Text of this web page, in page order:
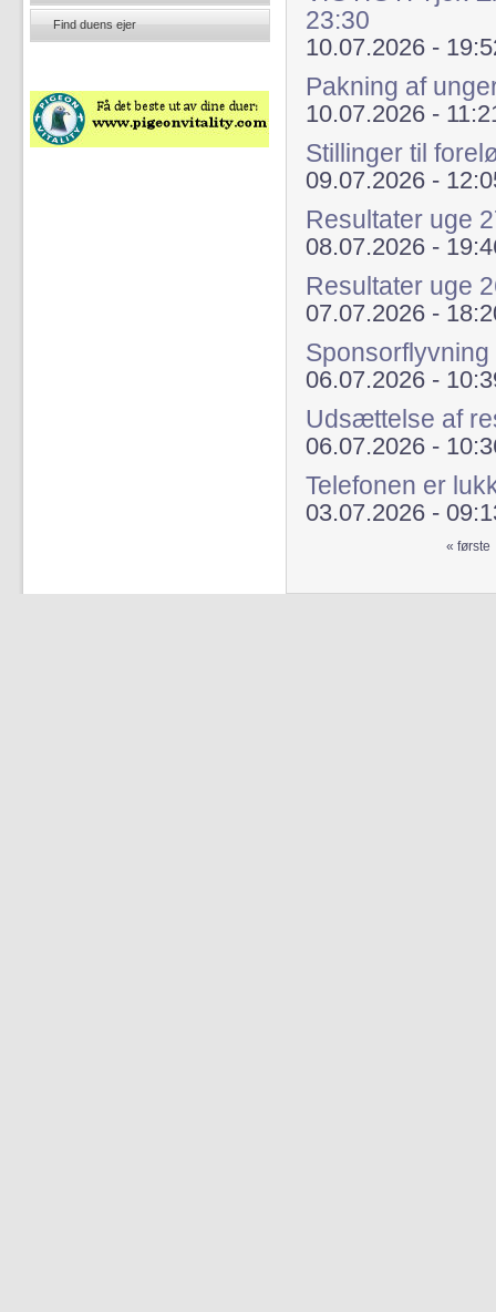
23:30
10.07.2026 -
Pakning af
10.07.2026 -
Stillinger til
09.07.2026 -
Resultater uge
08.07.2026 -
Resultater uge
07.07.2026 -
06.07.2026 -
Udsættelse af
06.07.2026 -
Telefonen er
03.07.2026 -
« første
Find duens ejer